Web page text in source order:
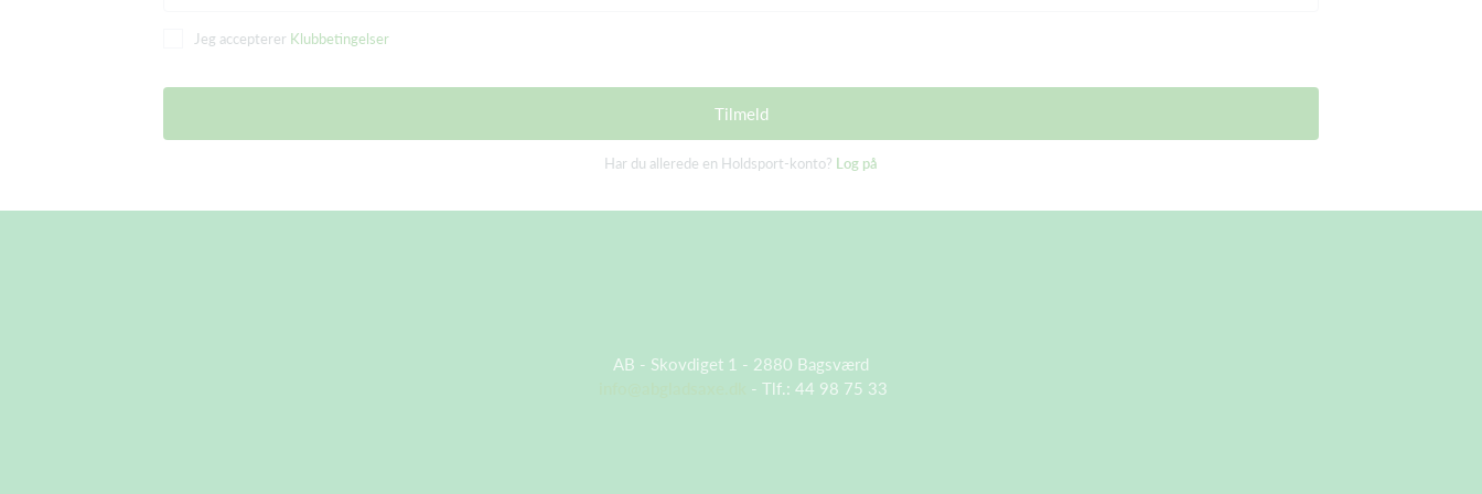
Jeg accepterer Klubbetingelser
Tilmeld
Har du allerede en Holdsport-konto? Log på
AB - Skovdiget 1 - 2880 Bagsværd
- Tlf.: 44 98 75 33